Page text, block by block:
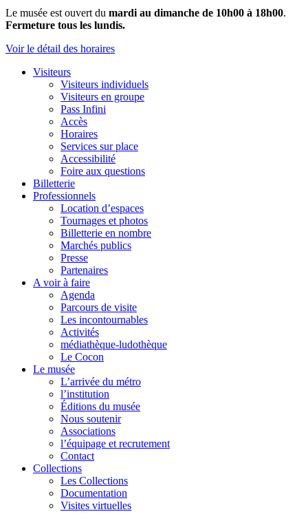
Le musée est ouvert du mardi au dimanche de 10h00 à 18h00.
Fermeture tous les lundis.
Voir le détail des horaires
Visiteurs
Visiteurs individuels
Visiteurs en groupe
Pass Infini
Accès
Horaires
Services sur place
Accessibilité
Foire aux questions
Billetterie
Professionnels
Location d’espaces
Tournages et photos
Billetterie en nombre
Marchés publics
Presse
Partenaires
A voir à faire
Agenda
Parcours de visite
Les incontournables
Activités
médiathèque-ludothèque
Le Cocon
Le musée
L’arrivée du métro
l’institution
Éditions du musée
Nous soutenir
Associations
l’équipage et recrutement
Contact
Collections
Les Collections
Documentation
Visites virtuelles